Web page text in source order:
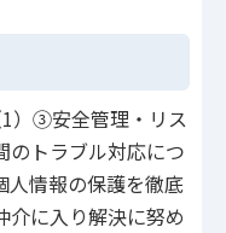
）③安全管理・リス
のトラブル対応につ
人情報の保護を徹底
介に入り解決に努め